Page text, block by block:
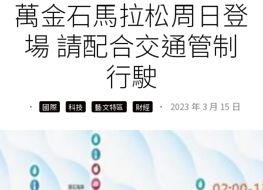
萬金石馬拉松周日登
場 請配合交通管制
行駛
· 國際 科技 藝文特區 財經 · 2023 年 3 月 15 日